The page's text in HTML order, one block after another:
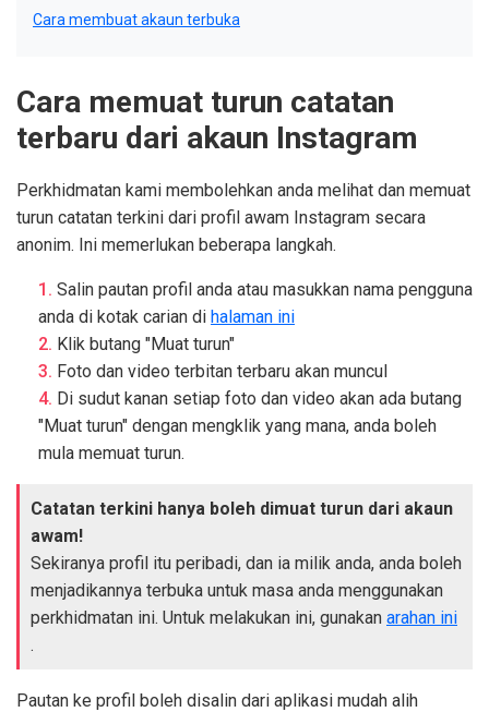
Cara membuat akaun terbuka
Cara memuat turun catatan
terbaru dari akaun Instagram
Perkhidmatan kami membolehkan anda melihat dan memuat
turun catatan terkini dari profil awam Instagram secara
anonim. Ini memerlukan beberapa langkah.
Salin pautan profil anda atau masukkan nama pengguna
anda di kotak carian di halaman ini
Klik butang "Muat turun"
Foto dan video terbitan terbaru akan muncul
Di sudut kanan setiap foto dan video akan ada butang
"Muat turun" dengan mengklik yang mana, anda boleh
mula memuat turun.
Catatan terkini hanya boleh dimuat turun dari akaun
awam!
Sekiranya profil itu peribadi, dan ia milik anda, anda boleh
menjadikannya terbuka untuk masa anda menggunakan
perkhidmatan ini. Untuk melakukan ini, gunakan arahan ini
.
Pautan ke profil boleh disalin dari aplikasi mudah alih